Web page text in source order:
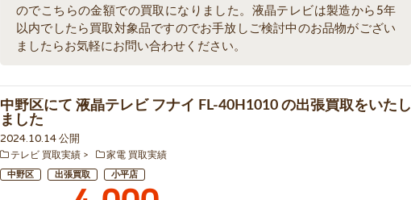
のでこちらの金額での買取になりました。液晶テレビは製造から5年
以内でしたら買取対象品ですのでお手放しご検討中のお品物がござい
ましたらお気軽にお問い合わせください。
中野区にて 液晶テレビ フナイ FL-40H1010 の出張買取をいたし
ました
2024.10.14 公開
テレビ 買取実績 家電 買取実績
中野区 出張買取 小平店